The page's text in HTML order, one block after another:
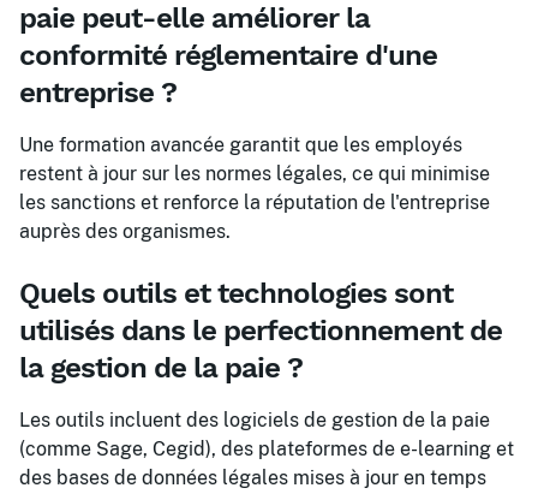
paie peut-elle améliorer la
conformité réglementaire d'une
entreprise ?
Une formation avancée garantit que les employés
restent à jour sur les normes légales, ce qui minimise
les sanctions et renforce la réputation de l'entreprise
auprès des organismes.
Quels outils et technologies sont
utilisés dans le perfectionnement de
la gestion de la paie ?
Les outils incluent des logiciels de gestion de la paie
(comme Sage, Cegid), des plateformes de e-learning et
des bases de données légales mises à jour en temps